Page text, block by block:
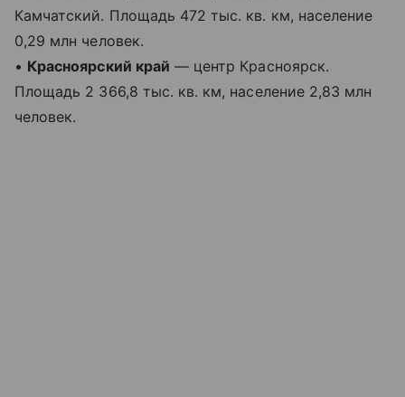
Камчатский. Площадь 472 тыс. кв. км, население
0,29 млн человек.
• Красноярский край — центр Красноярск.
Площадь 2 366,8 тыс. кв. км, население 2,83 млн
человек.